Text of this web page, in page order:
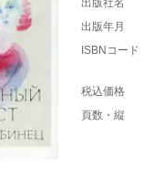
出版社名
出版年月
ISBNコード
税込価格
頁数・縦